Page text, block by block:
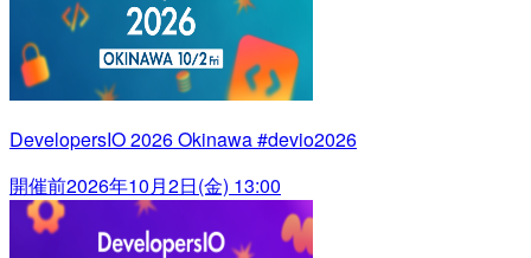
DevelopersIO 2026 Okinawa #devio2026
開催前2026年10月2日(金) 13:00